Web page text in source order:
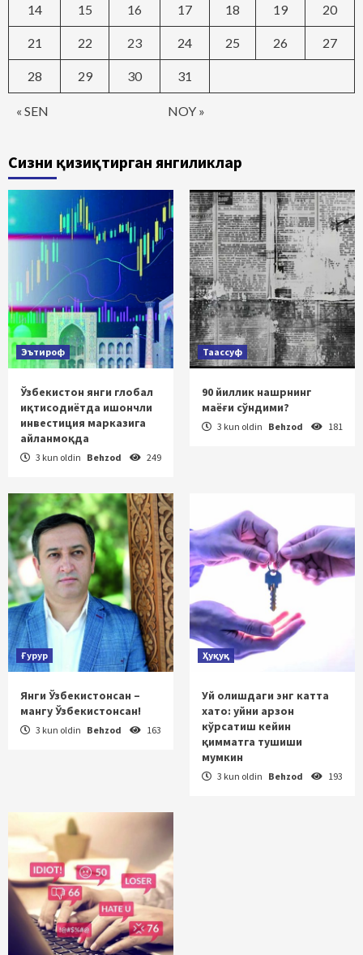
« SEN NOY »
14 15 16 17 18 19 20
21 22 23 24 25 26 27
28 29 30 31
Сизни қизиқтирган янгиликлар
Эътироф
Ўзбекистон янги глобал
иқтисодиётда ишончли
инвестиция марказига
айланмоқда
3 kun oldin Behzod 249
Таассуф
90 йиллик нашрнинг
маёғи сўндими?
3 kun oldin Behzod 181
Ғурур
Янги Ўзбекистонсан –
мангу Ўзбекистонсан!
3 kun oldin Behzod 163
Ҳуқуқ
Уй олишдаги энг катта
хато: уйни арзон
кўрсатиш кейин
қимматга тушиши
мумкин
3 kun oldin Behzod 193